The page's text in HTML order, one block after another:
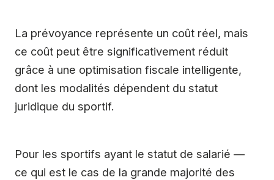
La prévoyance représente un coût réel, mais
ce coût peut être significativement réduit
grâce à une optimisation fiscale intelligente,
dont les modalités dépendent du statut
juridique du sportif.
Pour les sportifs ayant le statut de salarié —
ce qui est le cas de la grande majorité des